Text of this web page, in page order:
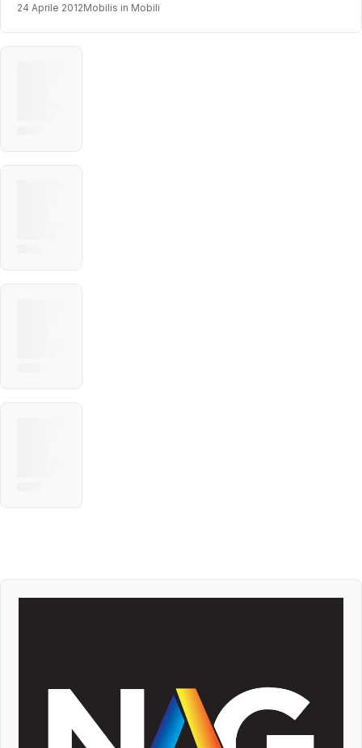
24 Aprile 2012Mobilis in Mobili